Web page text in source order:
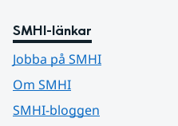
SMHI-länkar
Jobba på SMHI
Om SMHI
SMHI-bloggen